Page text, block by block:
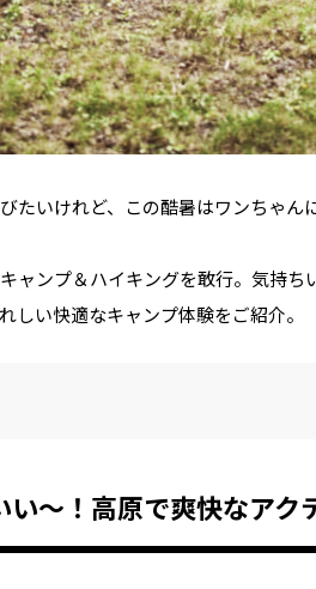
たいけれど、この酷暑はワンちゃん
ャンプ＆ハイキングを敢行。気持
しい快適なキャンプ体験をご紹介。
～！高原で爽快なアク